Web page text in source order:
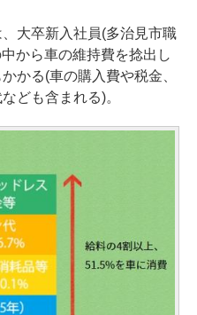
大卒新入社員(多治見市職
から車の維持費を捻出し
かる(車の購入費や税金、
ども含まれる)。